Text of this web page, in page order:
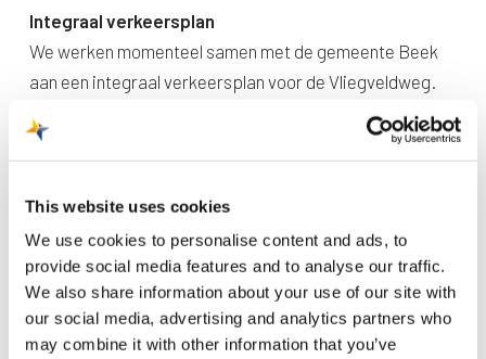
This website uses cookies
We use cookies to personalise content and ads, to
provide social media features and to analyse our traffic.
We also share information about your use of our site with
our social media, advertising and analytics partners who
may combine it with other information that you’ve
Integraal verkeersplan
We werken momenteel samen met de gemeente Beek
aan een integraal verkeersplan voor de Vliegveldweg.
Hierbij bekijken we hoe we ontsluiting van het hotel, het
voorterrein van de passagiersterminal én P7 optimaal in